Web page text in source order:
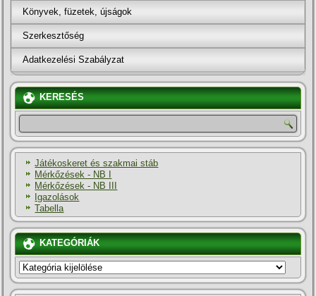
Könyvek, füzetek, újságok
Szerkesztőség
Adatkezelési Szabályzat
KERESÉS
Játékoskeret és szakmai stáb
Mérkőzések - NB I
Mérkőzések - NB III
Igazolások
Tabella
KATEGÓRIÁK
KATEGÓRIÁK